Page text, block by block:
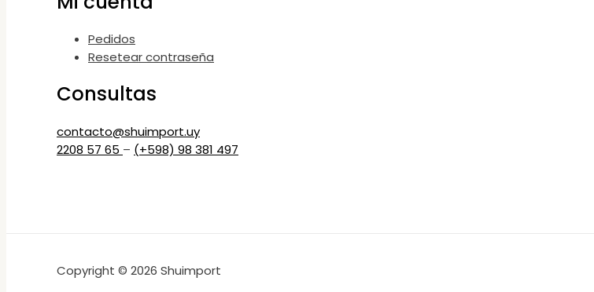
Pedidos
Resetear contraseña
Consultas
contacto@shuimport.uy
2208 57 65 – (+598) 98 381 497
Copyright © 2026 Shuimport